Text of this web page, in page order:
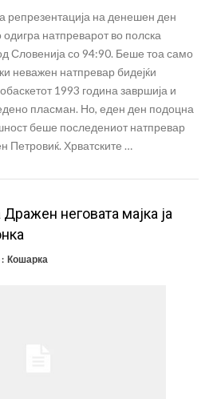
репрезентација на денешен ден
натпреварот во полска
Словенија со 94:90. Беше тоа само
неважен натпревар бидејќи
1993 година завршија и
пласман. Но, еден ден подоцна
беше последениот натпревар
Петровиќ. Хрватските …
неговата мајка ја
Кошарка